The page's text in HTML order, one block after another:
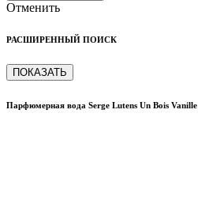
Отменить
РАСШИРЕННЫЙ ПОИСК
ПОКАЗАТЬ
Парфюмерная вода Serge Lutens Un Bois Vanille